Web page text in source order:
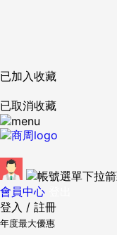
已加入收藏
已取消收藏
會員中心
登入 / 註冊
年度最大優惠